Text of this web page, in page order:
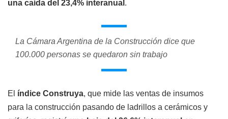
una caída del 23,4% interanual .
La Cámara Argentina de la Construcción dice que
100.000 personas se quedaron sin trabajo
El índice Construya, que mide las ventas de insumos
para la construcción pasando de ladrillos a cerámicos y